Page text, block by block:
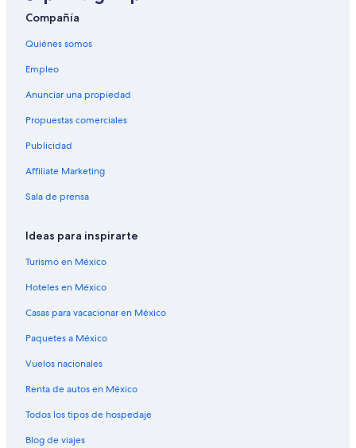
Vuelos a Francia
Vuelos a Japón
Vuelos a México
Vuelos a Noruega
Vuelos a Rusia
Vuelos a Suiza
Vuelos a Tailandia
Vuelos a Acapulco
Frontier Flying Service
Blueair
Vuelos a Cabo San Lucas
Vuelos a Cancún
Vuelos a Ciudad de México
Vuelos a Ciudad Juárez
Cobra Aviation
Compañía
Quiénes somos
Empleo
Anunciar una propiedad
Propuestas comerciales
Publicidad
Affiliate Marketing
Sala de prensa
Ideas para inspirarte
Turismo en México
Hoteles en México
Casas para vacacionar en México
Paquetes a México
Vuelos nacionales
Renta de autos en México
Todos los tipos de hospedaje
Blog de viajes